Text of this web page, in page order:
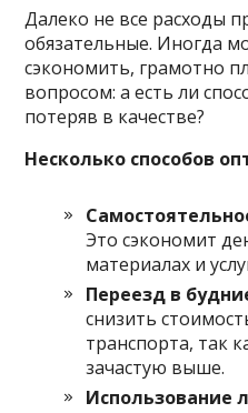
Далеко не все расходы
обязательные. Иногда
сэкономить, грамотно
вопросом: а есть ли
потеряв в качестве?
Несколько способов
Это сэкономит
материалах и
Переезд в
снизить
транспорта, так
зачастую выше.
Использование